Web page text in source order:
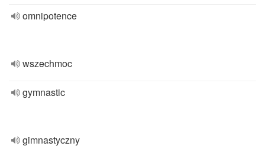
omnipotence
wszechmoc
gymnastic
gimnastyczny